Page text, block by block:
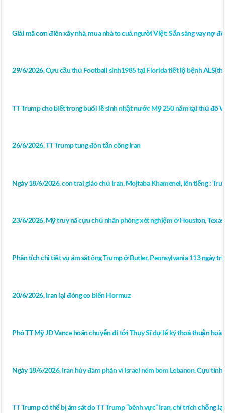
Giải mã cơn điên xây nhà, mua nhà to cuả người Việt: Sẵn sàng vay nợ
29/6/2026, Cựu cầu thủ Football sinh1985 tại Florida tiết lộ bệnh
TT Trump cho biết trong buổi lễ sinh nhật nước Mỹ 250 năm tại thủ đô
26/6/2026, TT Trump tung đòn tấn công Iran
Ngày 18/6/2026, con trai giáo chủ Iran, Mojtaba Khamenei, lên tiếng :
23/6/2026, Mỹ truy nã cựu chủ nhân phòng xét nghiệm ở Houston,
Phân tích chi tiết vụ ám sát ông Trump ở Butler, Pennsylvania 113 ngày
20/6/2026, Iran lại đóng eo biển Hormuz
Phó TT Mỹ JD Vance hoãn chuyến đi tới Thụy Sĩ dự lể ký thoả thuận
Ngày 18/6/2026, Iran hủy đàm phán vì Israel ném bom Lebanon. Cựu tình
TT Trump có thể bị ám sát do TT Trump “bênh vực” Iran, chỉ trích chống